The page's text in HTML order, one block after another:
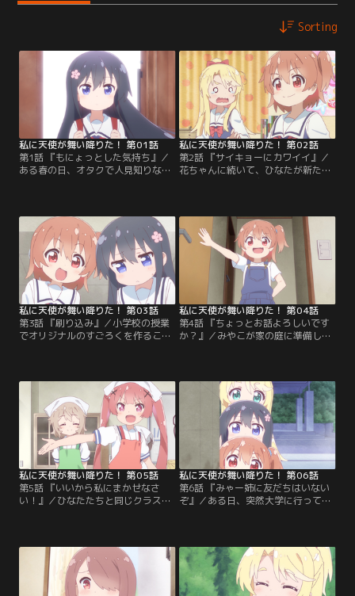
Sorting
私に天使が舞い降りた！ 第01話
第1話 『もにょっとした気持ち』／
ある春の日、オタクで人見知りな女
達、花ちゃんを一目見た瞬間から、
みやこはドキドキが止まらなくなっ
てしまったのです！まるで天使のよ
うな花ちゃんと何とかして仲良くな
りたいみやこは、自分の得意なお菓
子作りで気を引こうと…。
私に天使が舞い降りた！ 第02話
第2話 『サイキョーにカワイイ』／
花ちゃんに続いて、ひなたが新たに
連れて帰って来た友達はなんと、隣
を見られた子が再び目の前に現れ、
動揺を隠しきれないみやこは、握ら
れている弱みを内緒にしておいても
らう為、ノアちゃんの言うことを何
でも聞くことになるのですが……。
私に天使が舞い降りた！ 第03話
第3話 『刷り込み』／小学校の授業
でオリジナルのすごろくを作ること
ことを目的に作られたそのすごろく
に戸惑いを隠せないみやこでした
が、これは花ちゃんにさらに近づけ
るチャンスだと気づきます。喜んで
参加したみやこを待ち受ける展開
は……。
私に天使が舞い降りた！ 第04話
第4話 『ちょっとお話よろしいです
か？』／みやこが家の庭に準備して
だという意外な事実を知ります！そ
れを知り、花ちゃんがスクール水着
を着ている今こそ「一番かわいい」
の称号を得られるチャンスだと感じ
たノアちゃんは、積極的にみやこに
迫るのですが…。
私に天使が舞い降りた！ 第05話
第5話 『いいから私にまかせなさ
い！』／ひなたたちと同じクラスの
な小依ちゃんをいつも優しくフォロ
ーしてくれるのが夏音ちゃんです。
2人と一緒の班になったひなたたち
は授業でクッキー作りに挑戦するこ
私に天使が舞い降りた！ 第06話
第6話 『みゃー姉に友だちはいない
ぞ』／ある日、突然大学に行ってく
い3人は、みやこを尾行すること
に。大学には潜入できたものの、ど
こにみやこがいるか分からず困って
いる3人のところに彼女の居場所を